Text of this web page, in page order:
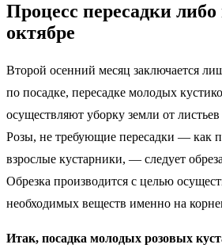
Процесс пересадки либо
октябре
Второй осенний месяц заключается
по посадке, пересадке молодых
осуществляют уборку земли от
Розы, не требующие пересадки — как
взрослые кустарники, — следует
Обрезка производится с целью
необходимых веществ именно на
Итак, посадка молодых розовых